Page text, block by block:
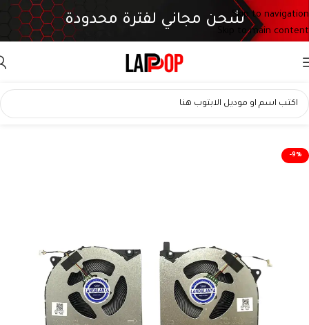
Skip to navigation
Skip to main content
شحن مجاني لفترة محدودة
-9%